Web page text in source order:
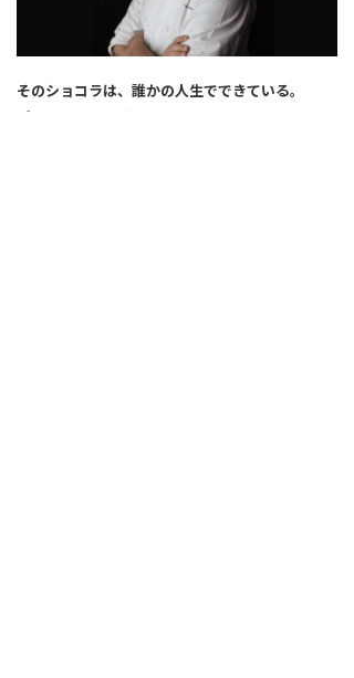
そのショコラは、誰かの人生でできている。
ピエール マルコリーニ